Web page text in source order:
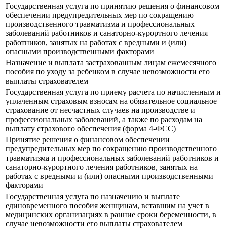
Государственная услуга по принятию решения о финансовом
обеспечении предупредительных мер по сокращению
производственного травматизма и профессиональных
заболеваний работников и санаторно-курортного лечения
работников, занятых на работах с вредными и (или)
опасными производственными факторами
Назначение и выплата застрахованным лицам ежемесячного
пособия по уходу за ребенком в случае невозможности его
выплаты страхователем
Государственная услуга по приему расчета по начисленным и
уплаченным страховым взносам на обязательное социальное
страхование от несчастных случаев на производстве и
профессиональных заболеваний, а также по расходам на
выплату страхового обеспечения (форма 4-ФСС)
Принятие решения о финансовом обеспечении
предупредительных мер по сокращению производственного
травматизма и профессиональных заболеваний работников и
санаторно-курортного лечения работников, занятых на
работах с вредными и (или) опасными производственными
факторами
Государственная услуга по назначению и выплате
единовременного пособия женщинам, вставшим на учет в
медицинских организациях в ранние сроки беременности, в
случае невозможности его выплаты страхователем